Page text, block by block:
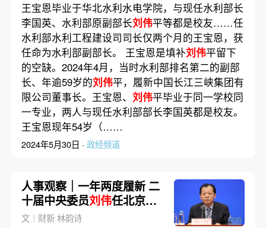
王宝恩毕业于华北水利水电学院，与现任水利部长
李国英、水利部原副部长刘伟平等都是校友……任
水利部水利工程建设司司长仅两个月的王宝恩，获
任命为水利部副部长。 王宝恩是填补刘伟平留下
的空缺。2024年4月，当时水利部排名第二的副部
长、年逾59岁的刘伟平，履新中国长江三峡集团有
限公司董事长。王宝恩、 刘伟平毕业于同一学校同
一专业，两人与现任水利部部长李国英都是校友。
王宝恩现年54岁（……
2024年5月30日 · 政经频道
人事观察｜一年两度履新 二
十届中央委员刘伟任北京市
委副书记
文｜财新 林韵诗